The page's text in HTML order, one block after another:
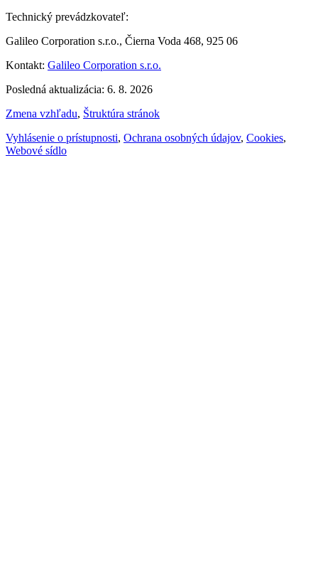
Technický prevádzkovateľ:
Galileo Corporation s.r.o., Čierna Voda 468, 925 06
Kontakt: Galileo Corporation s.r.o.
Posledná aktualizácia: 6. 8. 2026
Zmena vzhľadu, Štruktúra stránok
Vyhlásenie o prístupnosti, Ochrana osobných údajov, Cookies,
Webové sídlo